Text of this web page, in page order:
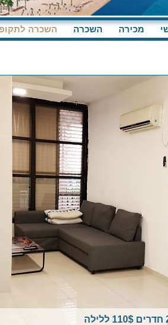
מכירה השכרה השכרה